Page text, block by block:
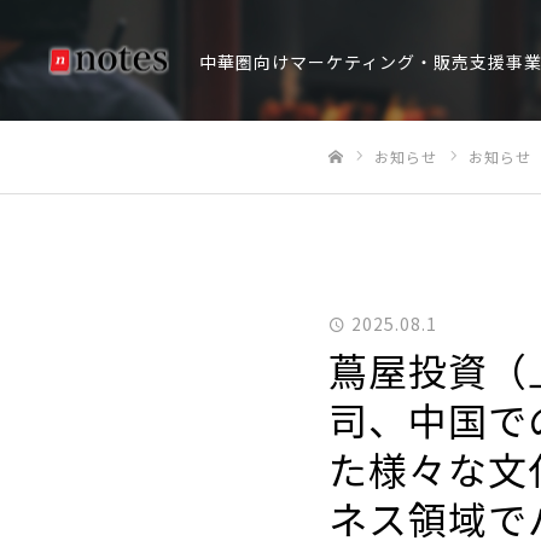
中華圏向けマーケティング・販売支援事業
お知らせ お知らせ
2025.08.1
蔦屋投資
司、中国
た様々な
ネス領域